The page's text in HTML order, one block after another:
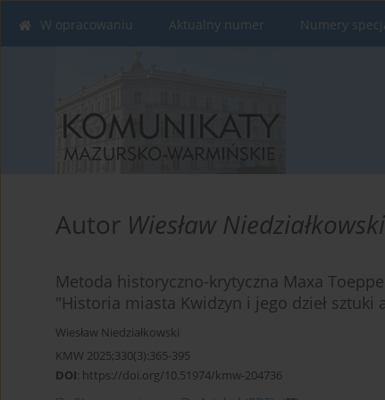
W opracowaniu Aktualny numer Numery
Autor Wiesław Niedziałkowski
Metoda historyczno-krytyczna Maxa
"Historia miasta Kwidzyn i jego dzieł sztuki
Wiesław Niedziałkowski
KMW 2025;330(3):365-395
DOI: https://doi.org/10.51974/kmw-204736